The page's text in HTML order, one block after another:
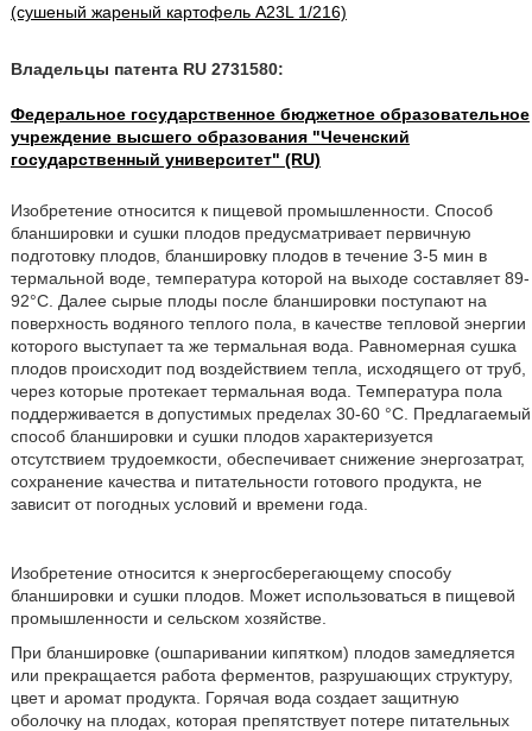
(сушеный жареный картофель A23L 1/216)
Владельцы патента RU 2731580:
Федеральное государственное бюджетное образовательное
учреждение высшего образования "Чеченский
государственный университет" (RU)
Изобретение относится к пищевой промышленности. Способ
бланшировки и сушки плодов предусматривает первичную
подготовку плодов, бланшировку плодов в течение 3-5 мин в
термальной воде, температура которой на выходе составляет 89-
92°С. Далее сырые плоды после бланшировки поступают на
поверхность водяного теплого пола, в качестве тепловой энергии
которого выступает та же термальная вода. Равномерная сушка
плодов происходит под воздействием тепла, исходящего от труб,
через которые протекает термальная вода. Температура пола
поддерживается в допустимых пределах 30-60 °С. Предлагаемый
способ бланшировки и сушки плодов характеризуется
отсутствием трудоемкости, обеспечивает снижение энергозатрат,
сохранение качества и питательности готового продукта, не
зависит от погодных условий и времени года.
Изобретение относится к энергосберегающему способу
бланшировки и сушки плодов. Может использоваться в пищевой
промышленности и сельском хозяйстве.
При бланшировке (ошпаривании кипятком) плодов замедляется
или прекращается работа ферментов, разрушающих структуру,
цвет и аромат продукта. Горячая вода создает защитную
оболочку на плодах, которая препятствует потере питательных